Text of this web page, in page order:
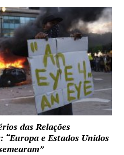
das Relações
“Europa e Estados Unidos